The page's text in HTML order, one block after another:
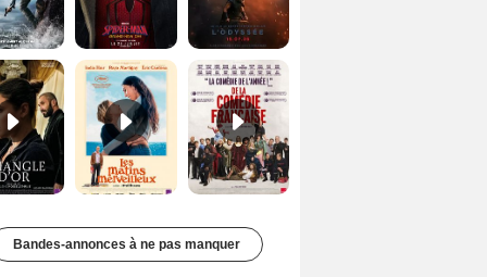
Le Triangle d'or Bande-annonce VF De la Comédie-Française Teaser VF
Bandes-annonces à ne pas manquer